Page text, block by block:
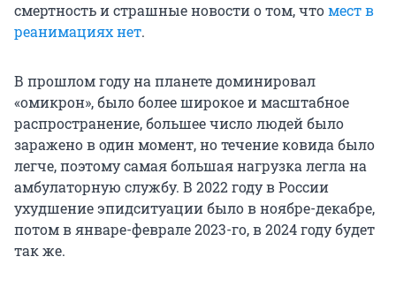
смертность и страшные новости о том, чтомест в
реанимациях нет.
В прошлом году на планете доминировал
«омикрон», было более широкое и масштабное
распространение, большее число людей было
заражено в один момент, но течение ковида было
легче, поэтому самая большая нагрузка легла на
амбулаторную службу. В 2022 году в России
ухудшение эпидситуации было в ноябре-декабре,
потом в январе-феврале 2023-го, в 2024 году будет
так же.